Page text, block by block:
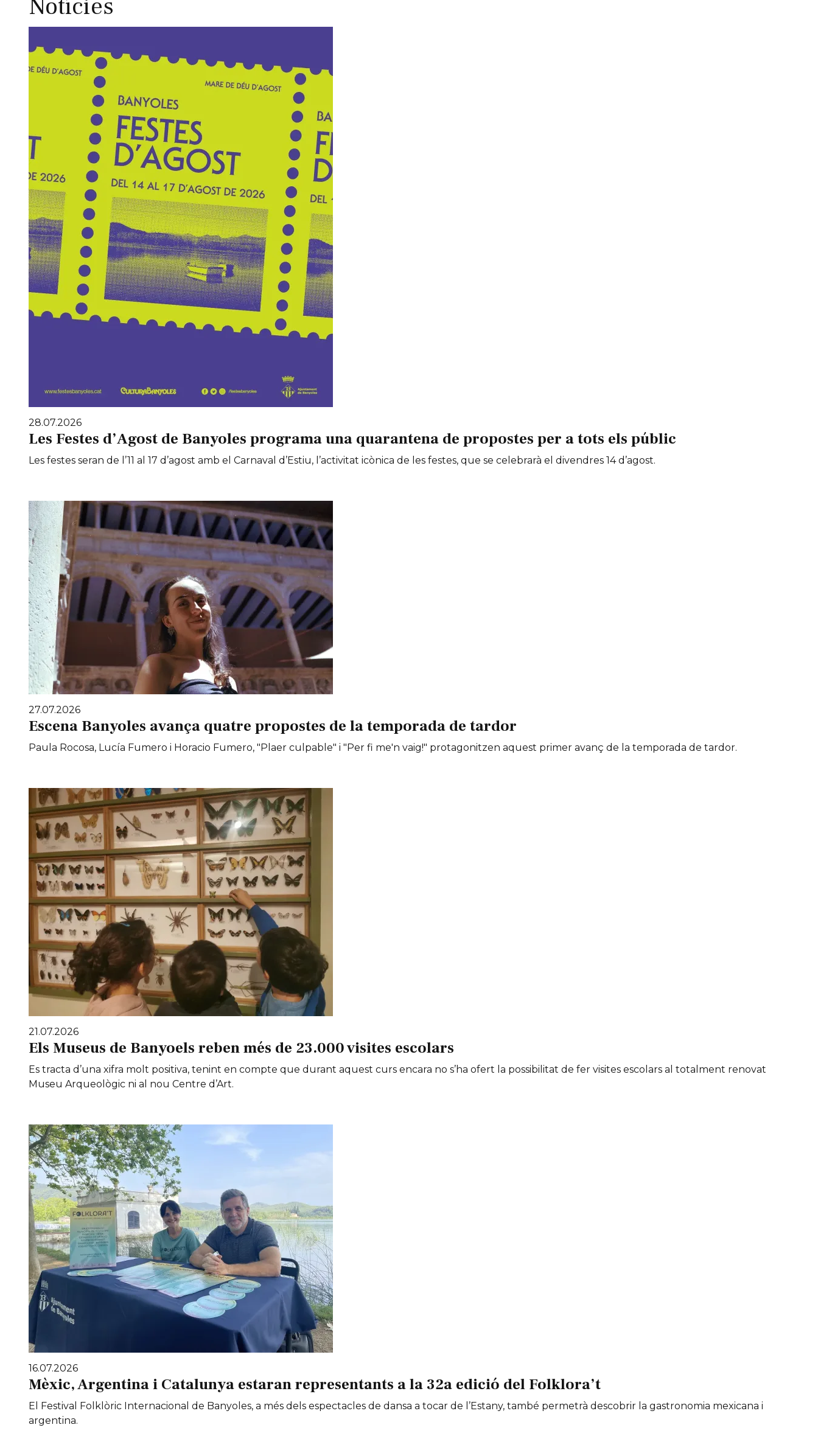
Notícies
28.07.2026
Les Festes d’Agost de Banyoles programa una quarantena de propostes per a tots els públic
Les festes seran de l’11 al 17 d’agost amb el Carnaval d’Estiu, l’activitat icònica de les festes, que se celebrarà el divendres 14 d’agost.
27.07.2026
Escena Banyoles avança quatre propostes de la temporada de tardor
Paula Rocosa, Lucía Fumero i Horacio Fumero, "Plaer culpable" i "Per fi me'n vaig!" protagonitzen aquest primer avanç de la temporada de tardor.
21.07.2026
Els Museus de Banyoels reben més de 23.000 visites escolars
Es tracta d’una xifra molt positiva, tenint en compte que durant aquest curs encara no s’ha ofert la possibilitat de fer visites escolars al totalment renovat
Museu Arqueològic ni al nou Centre d’Art.
16.07.2026
Mèxic, Argentina i Catalunya estaran representants a la 32a edició del Folklora’t
El Festival Folklòric Internacional de Banyoles, a més dels espectacles de dansa a tocar de l’Estany, també permetrà descobrir la gastronomia mexicana i
argentina.